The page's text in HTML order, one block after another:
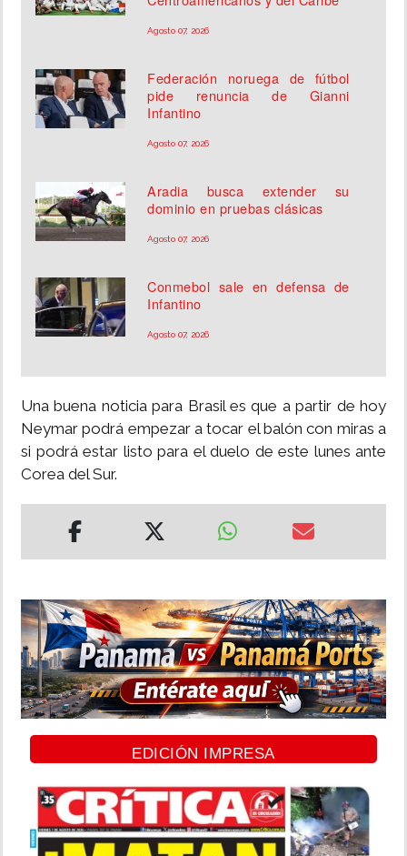
Agosto 07, 2026
Federación noruega de fútbol
pide renuncia de Gianni
Infantino
Agosto 07, 2026
Aradia busca extender su
dominio en pruebas clásicas
Agosto 07, 2026
Conmebol sale en defensa de
Infantino
Agosto 07, 2026
Una buena noticia para Brasil es que a partir de hoy
Neymar podrá empezar a tocar el balón con miras a
si podrá estar listo para el duelo de este lunes ante
Corea del Sur.
EDICIÓN IMPRESA